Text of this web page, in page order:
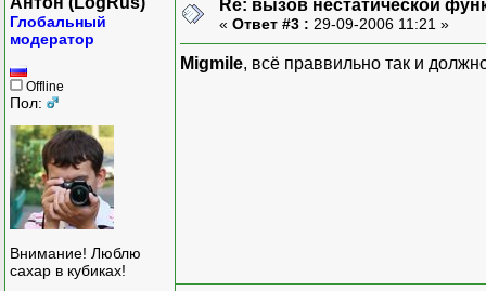
Глобальный
модератор
Offline
Пол:
Внимание! Люблю
сахар в кубиках!
Re: вызов нестатической
« Ответ #3 : 29-09-2006 11:21 »
Migmile, всё праввильно так и